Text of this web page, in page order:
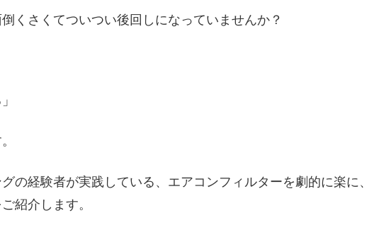
くさくてついつい後回しになっていませんか？
の経験者が実践している、エアコンフィルターを劇的に楽に、
紹介します。